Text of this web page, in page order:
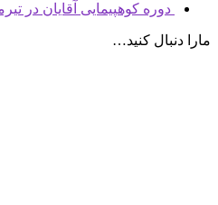
دوره کوهپیمایی آقایان در تیرماه
مارا دنبال کنید…